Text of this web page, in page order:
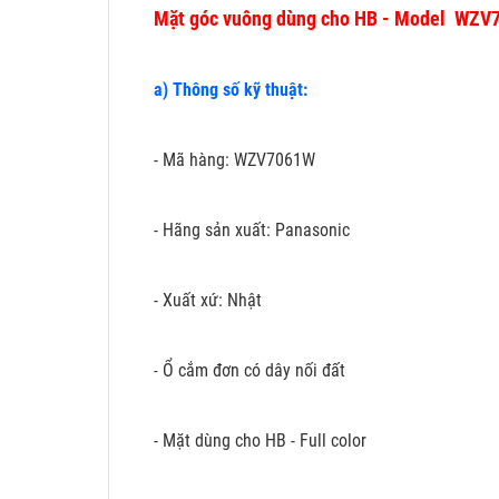
Mặt góc vuông dùng cho HB - Model
a) Thông số kỹ thuật:
- Mã hàng: WZV7061W
- Hãng sản xuất: Panasonic
- Xuất xứ: Nhật
- Ổ cắm đơn có dây nối đất
- Mặt dùng cho HB - Full color